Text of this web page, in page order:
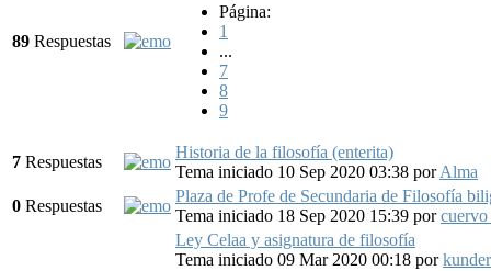
89 Respuestas
Página:
1
...
7
8
9
7 Respuestas
Historia de la filosofía (enterita)
Tema iniciado 10 Sep 2020 03:38 porAlma
0 Respuestas
Plaza de Profe de Secundaria de Filosofía
Tema iniciado 18 Sep 2020 15:39 por
Ley Celaa y asignatura de filosofía
Tema iniciado 09 Mar 2020 00:18 por